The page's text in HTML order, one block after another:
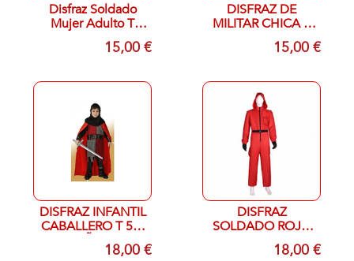
Disfraz Soldado
Mujer Adulto T
UNICA15,00 €
DISFRAZ DE
MILITAR CHICA T
UNICA15,00 €
DISFRAZ INFANTIL
CABALLERO T 5-6
AÑOS18,00 €
DISFRAZ
SOLDADO ROJO
CUADRADO18,00 €